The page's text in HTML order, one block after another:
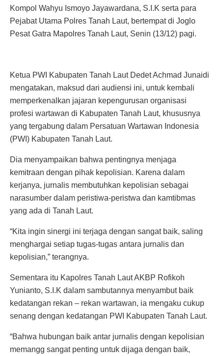
Kompol Wahyu Ismoyo Jayawardana, S.I.K serta para
Pejabat Utama Polres Tanah Laut, bertempat di Joglo
Pesat Gatra Mapolres Tanah Laut, Senin (13/12) pagi.
Ketua PWI Kabupaten Tanah Laut Dedet Achmad Junaidi
mengatakan, maksud dari audiensi ini, untuk kembali
memperkenalkan jajaran kepengurusan organisasi
profesi wartawan di Kabupaten Tanah Laut, khususnya
yang tergabung dalam Persatuan Wartawan Indonesia
(PWI) Kabupaten Tanah Laut.
Dia menyampaikan bahwa pentingnya menjaga
kemitraan dengan pihak kepolisian. Karena dalam
kerjanya, jurnalis membutuhkan kepolisian sebagai
narasumber dalam peristiwa-peristwa dan kamtibmas
yang ada di Tanah Laut.
“Kita ingin sinergi ini terjaga dengan sangat baik, saling
menghargai setiap tugas-tugas antara jurnalis dan
kepolisian,” terangnya.
Sementara itu Kapolres Tanah Laut AKBP Rofikoh
Yunianto, S.I.K dalam sambutannya menyambut baik
kedatangan rekan – rekan wartawan, ia mengaku cukup
senang dengan kedatangan PWI Kabupaten Tanah Laut.
“Bahwa hubungan baik antar jurnalis dengan kepolisian
memangg sangat penting untuk dijaga dengan baik,